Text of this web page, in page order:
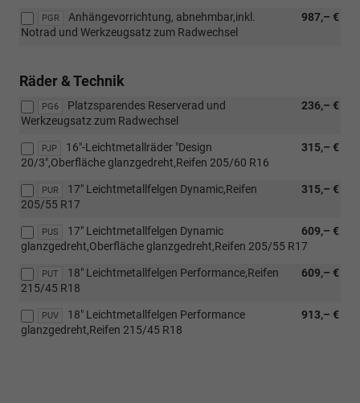
CarPlay
&
Platzsparendes
Reserverad
und
Werkzeugsatz
zum
Radwechsel)
PGR 987,– €
Anhängevorrichtung, abnehmbar,inkl.
Notrad und Werkzeugsatz zum Radwechsel
Räder & Technik
PG6 236,– €
Platzsparendes Reserverad und
Werkzeugsatz zum Radwechsel
PJP 315,– €
16"-Leichtmetallräder "Design
20/3",Oberfläche glanzgedreht,Reifen 205/60 R16
PUR 315,– €
17" Leichtmetallfelgen Dynamic,Reifen
205/55 R17
PUS 609,– €
17" Leichtmetallfelgen Dynamic
glanzgedreht,Oberfläche glanzgedreht,Reifen 205/55 R17
PUT 609,– €
18" Leichtmetallfelgen Performance,Reifen
215/45 R18
PUV 913,– €
18" Leichtmetallfelgen Performance
glanzgedreht,Reifen 215/45 R18